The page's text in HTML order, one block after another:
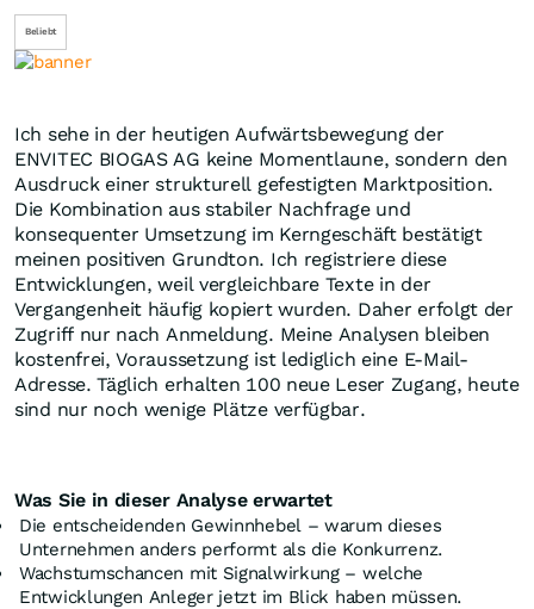
Beliebt
Ich sehe in der heutigen Aufwärtsbewegung der
ENVITEC BIOGAS AG keine Momentlaune, sondern den
Ausdruck einer strukturell gefestigten Marktposition.
Die Kombination aus stabiler Nachfrage und
konsequenter Umsetzung im Kerngeschäft bestätigt
meinen positiven Grundton. Ich registriere diese
Entwicklungen, weil vergleichbare Texte in der
Vergangenheit häufig kopiert wurden. Daher erfolgt der
Zugriff nur nach Anmeldung. Meine Analysen bleiben
kostenfrei, Voraussetzung ist lediglich eine E-Mail-
Adresse. Täglich erhalten 100 neue Leser Zugang, heute
sind nur noch wenige Plätze verfügbar.
Was Sie in dieser Analyse erwartet
Die entscheidenden Gewinnhebel – warum dieses
Unternehmen anders performt als die Konkurrenz.
Wachstumschancen mit Signalwirkung – welche
Entwicklungen Anleger jetzt im Blick haben müssen.